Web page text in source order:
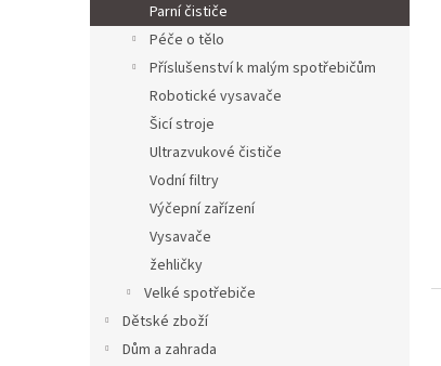
Parní čističe
Péče o tělo
Příslušenství k malým spotřebičům
Robotické vysavače
Šicí stroje
Ultrazvukové čističe
Vodní filtry
Výčepní zařízení
Vysavače
žehličky
Velké spotřebiče
Dětské zboží
Dům a zahrada